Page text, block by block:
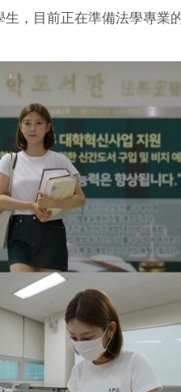
，目前正在準備法學專業